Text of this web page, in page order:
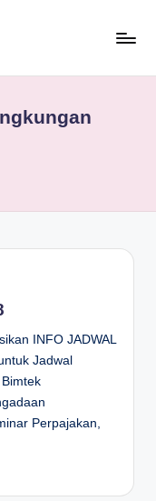
INFO JADWAL
Jadwal
Perpajakan,